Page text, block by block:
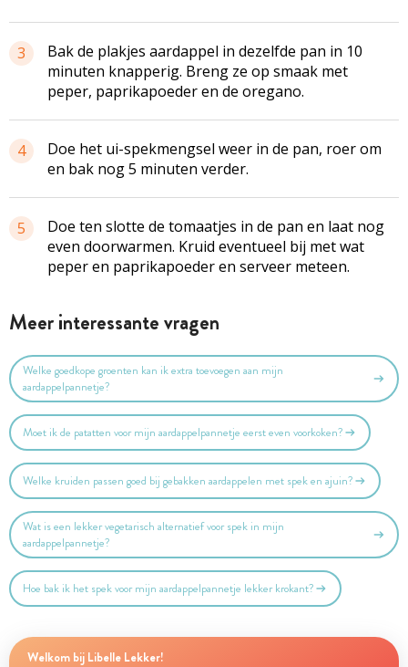
3
Bak de plakjes aardappel in dezelfde pan in 10
minuten knapperig. Breng ze op smaak met
peper, paprikapoeder en de oregano.
4 Doe het ui-spekmengsel weer in de pan, roer om
en bak nog 5 minuten verder.
5
Doe ten slotte de tomaatjes in de pan en laat nog
even doorwarmen. Kruid eventueel bij met wat
peper en paprikapoeder en serveer meteen.
Meer interessante vragen
Welke goedkope groenten kan ik extra toevoegen aan mijn
aardappelpannetje?
Moet ik de patatten voor mijn aardappelpannetje eerst even voorkoken?
Welke kruiden passen goed bij gebakken aardappelen met spek en ajuin?
Wat is een lekker vegetarisch alternatief voor spek in mijn
aardappelpannetje?
Hoe bak ik het spek voor mijn aardappelpannetje lekker krokant?
Welkom bij Libelle Lekker!